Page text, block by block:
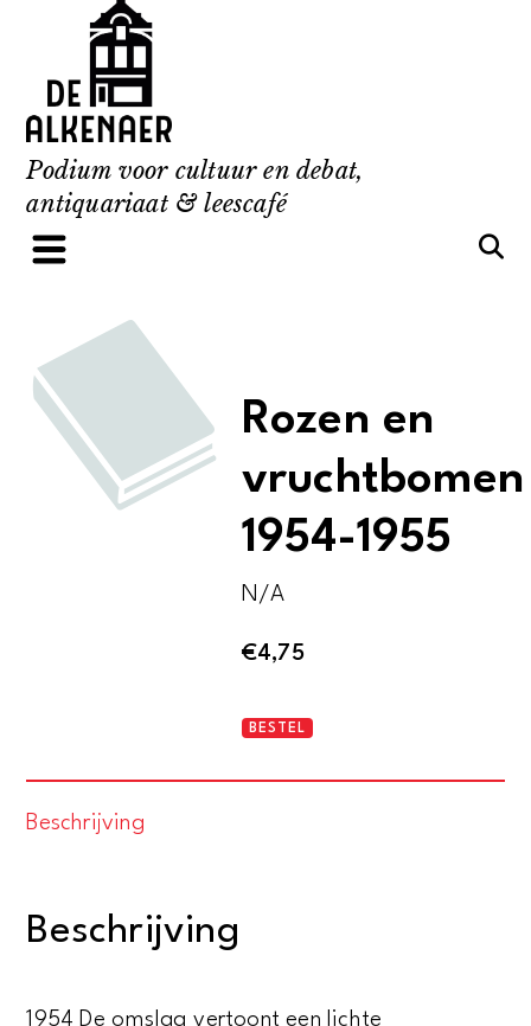
content
Podium voor cultuur en debat,
antiquariaat & leescafé
Rozen en
vruchtbomen
1954-1955
N/A
€4,75
Rozen
BESTEL
Beschrijving
Beschrijving
1954 De omslag vertoont een lichte